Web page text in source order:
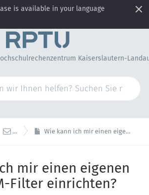
is available in your language
Kaiserslautern-
 E-Mail Wie kann ich mir einen eigenen RPTU SPAM-Filter einrichten?
mir einen eigenen
Filter einrichten?